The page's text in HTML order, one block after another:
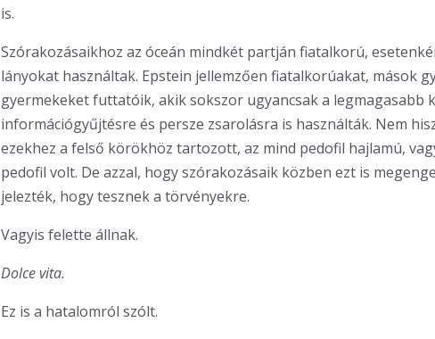
is.
Szórakozásaikhoz az óceán mindkét partján fiatalkorú,
lányokat használtak. Epstein jellemzően fiatalkorúakat, mások
gyermekeket futtatóik, akik sokszor ugyancsak a legmagasabb
információgyűjtésre és persze zsarolásra is használták. Nem
ezekhez a felső körökhöz tartozott, az mind pedofil hajlamú,
pedofil volt. De azzal, hogy szórakozásaik közben ezt is
jelezték, hogy tesznek a törvényekre.
Vagyis felette állnak.
Dolce vita.
Ez is a hatalomról szólt.